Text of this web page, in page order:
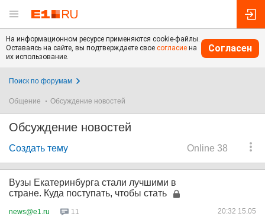
На информационном ресурсе применяются cookie-файлы.
Оставаясь на сайте, вы подтверждаете свое согласие на
их использование.
Согласен
Поиск по форумам
Общение Обсуждение новостей
Обсуждение новостей
Online 38
Создать тему
Вузы Екатеринбурга стали лучшими в
стране. Куда поступать, чтобы стать
news@e1.ru 11 20:32 15.05